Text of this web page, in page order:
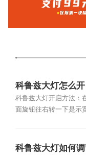
科鲁兹大灯怎么开
科鲁兹大灯开启方法：
面旋钮往右转一下是示
科鲁兹大灯如何调